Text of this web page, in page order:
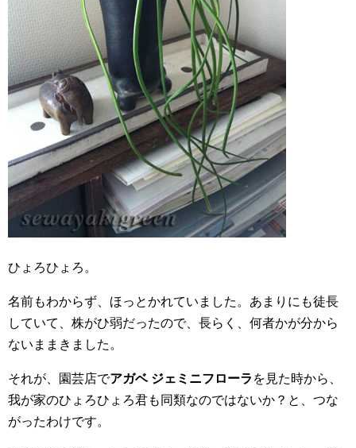
ひょろひょろ。
名前もわからず、ほっとかれていました。あまりにも徒長
していて、株がひ弱だったので、長らく、何者かが分から
ないままきました。
それが、園芸店でアガベ ジェミニフローラ を見た時から、
我が家のひょろひょろ君も同類なのではないか？と、つな
がったわけです。